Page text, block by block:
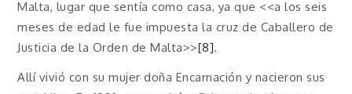
Malta, lugar que sentía como casa, ya que <<a los seis
meses de edad le fue impuesta la cruz de Caballero de
Justicia de la Orden de Malta>>[8].
Allí vivió con su mujer doña Encarnación y nacieron sus